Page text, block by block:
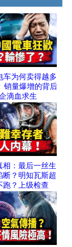
车为何卖得越多
销量爆增的背后
滴血求生
相：最后一丝生
断？明知瓦斯超
跑？上级检查